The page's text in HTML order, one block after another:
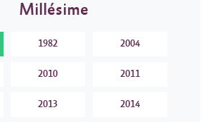
Millésime
1982 2004
2010 2011
2013 2014